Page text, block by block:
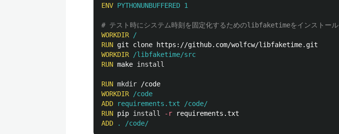
ENV PYTHONUNBUFFERED 1
# テスト時にシステム時刻を固定化するためのlibfaketimeをインストール
WORKDIR /
RUN
WORKDIR /libfaketime/src
RUN make install
RUN mkdir
WORKDIR /code
ADD requirements.txt /code/
RUN pip install -r
ADD . /code/